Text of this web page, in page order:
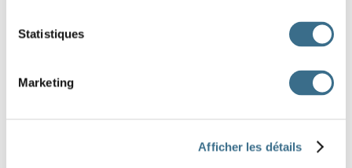
Statistiques
Marketing
Afficher les détails
J'AI TERMINÉ